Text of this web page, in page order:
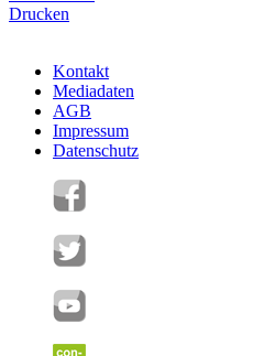
Drucken
Kontakt
Mediadaten
AGB
Impressum
Datenschutz